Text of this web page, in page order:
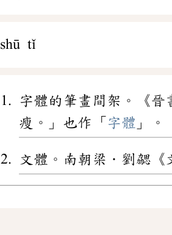
shū tǐ
字體的筆畫間架。《晉
瘦。」也作「 字體 」。
文體。南朝梁．劉勰